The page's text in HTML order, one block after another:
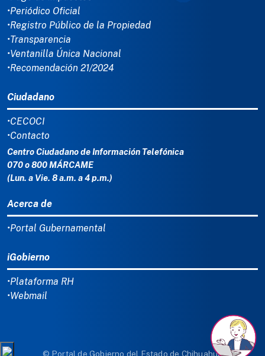
•Periódico Oficial
•Registro Público de la Propiedad
•Transparencia
•Ventanilla Única Nacional
•Recomendación 21/2024
Ciudadano
•CECOCI
•Contacto
Centro Ciudadano de Información Telefónica
070 o 800 MÁRCAME
(Lun. a Vie. 8 a.m. a 4 p.m.)
Acerca de
•Portal Gubernamental
iGobierno
•Plataforma RH
•Webmail
© Portal de Gobierno del Estado de Chihuahua